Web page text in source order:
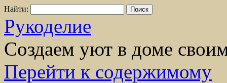
Найти:
Рукоделие
Создаем уют в доме
Перейти к содержимому